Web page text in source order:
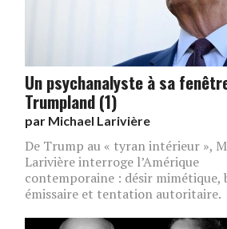
Un psychanalyste à sa
Trumpland (1)
par Michael Larivière
De Trump au « tyran intérieur »,
Larivière interroge l’Amérique
contemporaine : désir mimétique,
émissaire et tentation autoritaire.